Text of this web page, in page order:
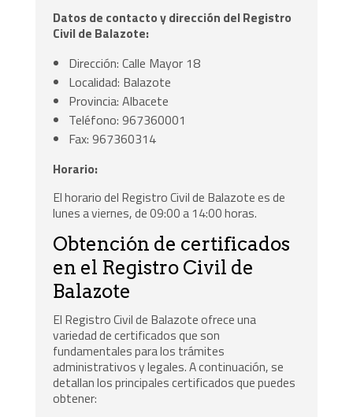
Datos de contacto y dirección del Registro
Civil de Balazote:
Dirección: Calle Mayor 18
Localidad: Balazote
Provincia: Albacete
Teléfono: 967360001
Fax: 967360314
Horario:
El horario del Registro Civil de Balazote es de
lunes a viernes, de 09:00 a 14:00 horas.
Obtención de certificados
en el Registro Civil de
Balazote
El Registro Civil de Balazote ofrece una
variedad de certificados que son
fundamentales para los trámites
administrativos y legales. A continuación, se
detallan los principales certificados que puedes
obtener: